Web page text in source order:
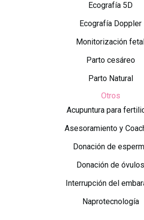
Ecografía 5D
Ecografía Doppler
Monitorización fetal
Parto cesáreo
Parto Natural
Otros
Acupuntura para
Asesoramiento y
Donación de
Donación de óvulos
Interrupción del
Naprotecnología